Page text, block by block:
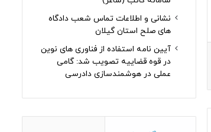
نشانی و اطلاعات تماس شعب دادگاه
های صلح استان گیلان
آیین نامه استفاده از فناوری های نوین
در قوه قضاییه تصویب شد: گامی
عملی در هوشمندسازی دادرسی